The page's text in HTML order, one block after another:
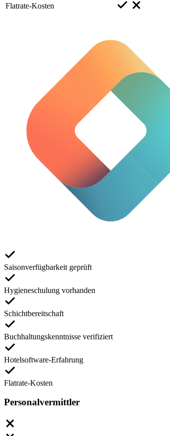
Flatrate-Kosten
Saisonverfügbarkeit geprüft
Hygieneschulung vorhanden
Schichtbereitschaft
Buchhaltungskenntnisse verifiziert
Hotelsoftware-Erfahrung
Flatrate-Kosten
Personalvermittler